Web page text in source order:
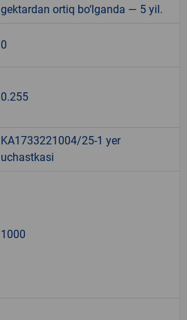
gektardan ortiq bo‘lganda — 5 yil.
0
0.255
KA1733221004/25-1 yer
uchastkasi
1000